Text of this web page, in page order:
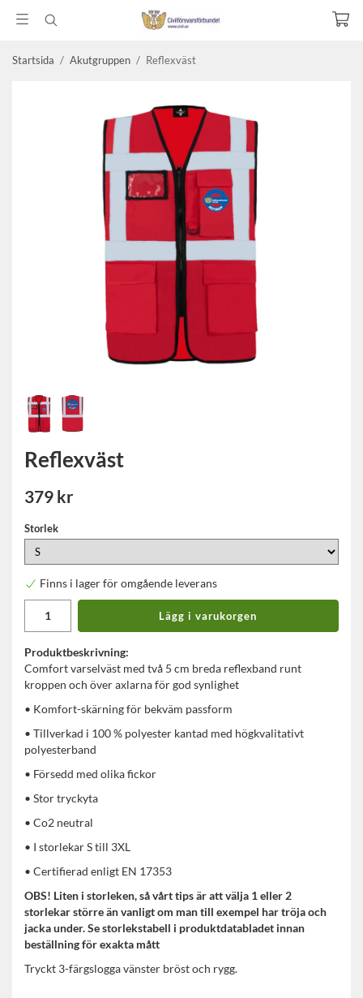
Startsida / Akutgruppen / Reflexväst
Reflexväst
379 kr
Storlek
Finns i lager för omgående leverans
Lägg i varukorgen
Produktbeskrivning:
Comfort varselväst med två 5 cm breda reflexband runt
kroppen och över axlarna för god synlighet
• Komfort-skärning för bekväm passform
• Tillverkad i 100 % polyester kantad med högkvalitativt
polyesterband
• Försedd med olika fickor
• Stor tryckyta
• Co2 neutral
• I storlekar S till 3XL
• Certifierad enligt EN 17353
OBS! Liten i storleken, så vårt tips är att välja 1 eller 2
storlekar större än vanligt om man till exempel har tröja och
jacka under. Se storlekstabell i produktdatabladet innan
beställning för exakta mått
Tryckt 3-färgslogga vänster bröst och rygg.